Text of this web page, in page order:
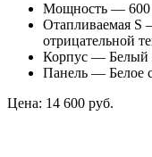
Мощность —
Отапливаемая S
отрицательной
Корпус — Белый
Панель — Белое
Цена: 14 600 руб.